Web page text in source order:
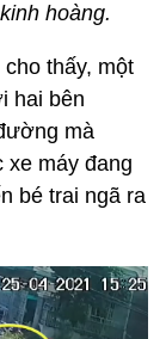
hoàng.
thấy, một
hai bên
mà
xe máy đang
bé trai ngã ra